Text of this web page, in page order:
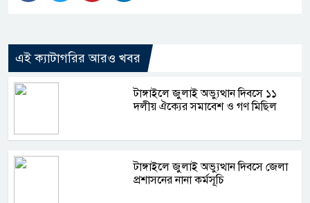
এই ক্যাটাগরির আরও খবর
টাঙ্গাইলে জুলাই অভ্যুত্থান দিবসে ১১
দলীয় ঐক্যের সমাবেশ ও গণ মিছিল
টাঙ্গাইলে জুলাই অভ্যুত্থান দিবসে জেলা
প্রশাসনের নানা কর্মসূচি